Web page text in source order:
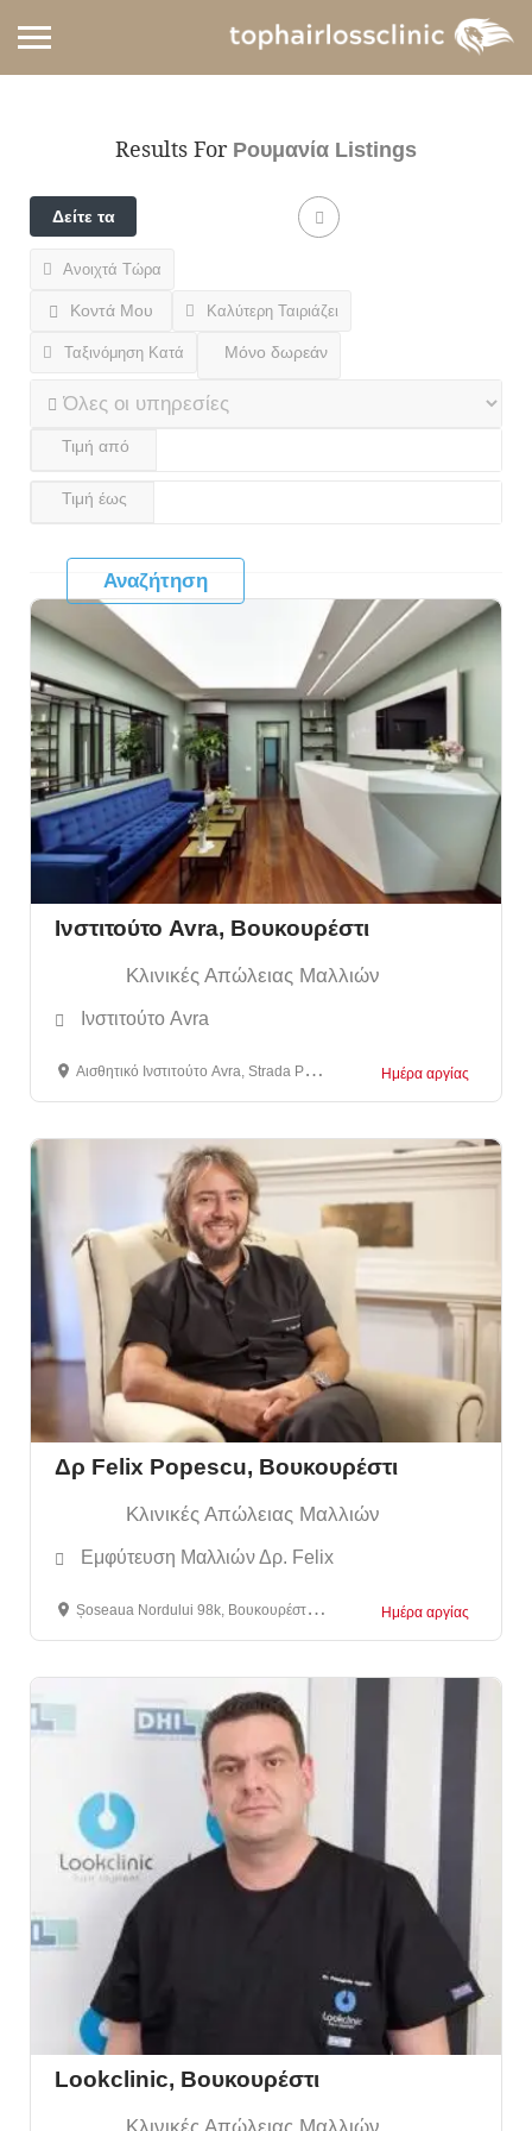
Results For Ρουμανία Listings
Δείτε τα
Ανοιχτά Τώρα
Κοντά Μου Καλύτερη Ταιριάζει
Ταξινόμηση Κατά
Ινστιτούτο Avra, Βουκουρέστι
Κλινικές Απώλειας Μαλλιών
Ινστιτούτο Avra
Αισθητικό Ινστιτούτο Avra, Strada Paris 61A, Βουκουρέστι, Ρουμανία Ημέρα αργίας
Δρ Felix Popescu, Βουκουρέστι
Κλινικές Απώλειας Μαλλιών
Εμφύτευση Μαλλιών Δρ. Felix
Șoseaua Nordului 98k, Βουκουρέστι, Ρουμανία Ημέρα αργίας
Lookclinic, Βουκουρέστι